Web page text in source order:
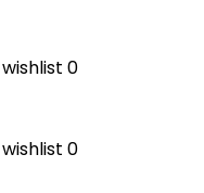
0
0